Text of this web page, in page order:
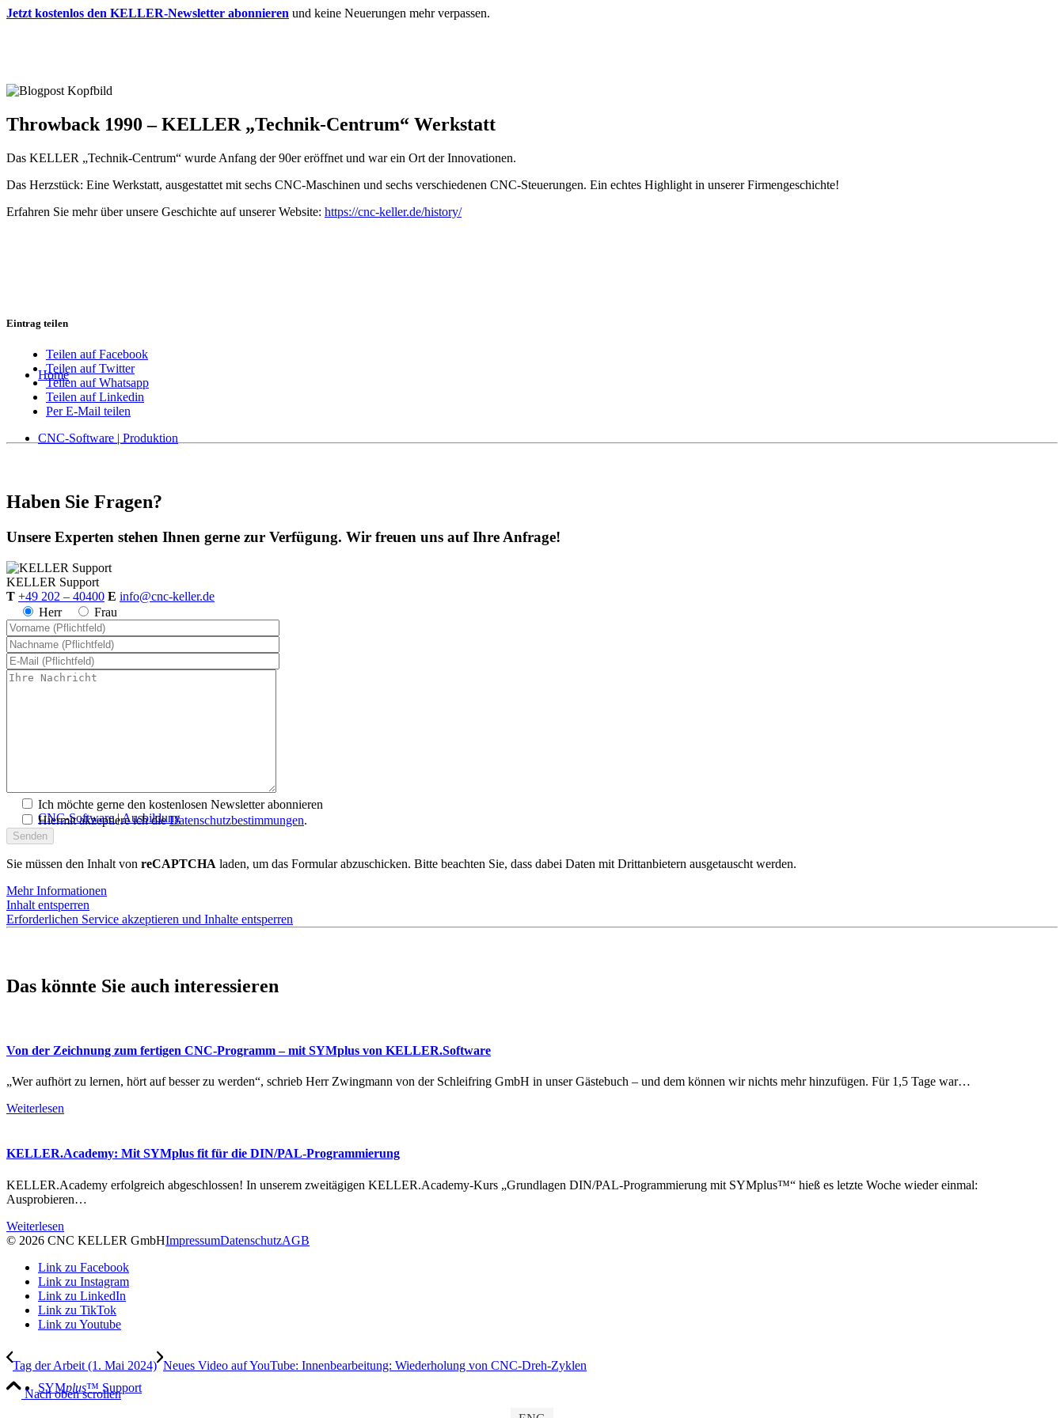
Jetzt kostenlos den KELLER-Newsletter abonnieren und keine Neuerungen mehr verpassen.
Home
CNC-Software | Produktion
CNC-Software | Ausbildung
SYMplus™ Support
Throwback 1990 – KELLER „Technik-Centrum“ Werkstatt
Das KELLER „Technik-Centrum“ wurde Anfang der 90er eröffnet und war ein Ort der Innovationen.
Das Herzstück: Eine Werkstatt, ausgestattet mit sechs CNC-Maschinen und sechs verschiedenen CNC-Steuerungen. Ein echtes Highlight in unserer Firmengeschichte!
Erfahren Sie mehr über unsere Geschichte auf unserer Website: https://cnc-keller.de/history/
Eintrag teilen
Teilen auf Facebook
Teilen auf Twitter
Teilen auf Whatsapp
Teilen auf Linkedin
Per E-Mail teilen
Haben Sie Fragen?
Unsere Experten stehen Ihnen gerne zur Verfügung. Wir freuen uns auf Ihre Anfrage!
KELLER Support
T +49 202 – 40400 E info@cnc-keller.de
Herr
Frau
Ich möchte gerne den kostenlosen Newsletter abonnieren
Hiermit akzeptiere ich dieDatenschutzbestimmungen.
Sie müssen den Inhalt von reCAPTCHA laden, um das Formular abzuschicken. Bitte beachten Sie, dass dabei Daten mit Drittanbietern ausgetauscht werden.
Mehr Informationen
Inhalt entsperren
Erforderlichen Service akzeptieren und Inhalte entsperren
Das könnte Sie auch interessieren
Von der Zeichnung zum fertigen CNC-Programm – mit SYMplus von KELLER.Software
„Wer aufhört zu lernen, hört auf besser zu werden“, schrieb Herr Zwingmann von der Schleifring GmbH in unser Gästebuch – und dem können wir nichts mehr hinzufügen. Für 1,5 Tage war…
Weiterlesen
KELLER.Academy: Mit SYMplus fit für die DIN/PAL-Programmierung
KELLER.Academy erfolgreich abgeschlossen! In unserem zweitägigen KELLER.Academy-Kurs „Grundlagen DIN/PAL-Programmierung mit SYMplus™“ hieß es letzte Woche wieder einmal:
Ausprobieren…
Weiterlesen
© 2026 CNC KELLER GmbHImpressumDatenschutzAGB
Link zu Facebook
Link zu Instagram
Link zu LinkedIn
Link zu TikTok
Link zu Youtube
Tag der Arbeit (1. Mai 2024) Neues Video auf YouTube: Innenbearbeitung: Wiederholung von CNC-Dreh-Zyklen
Nach oben scrollen